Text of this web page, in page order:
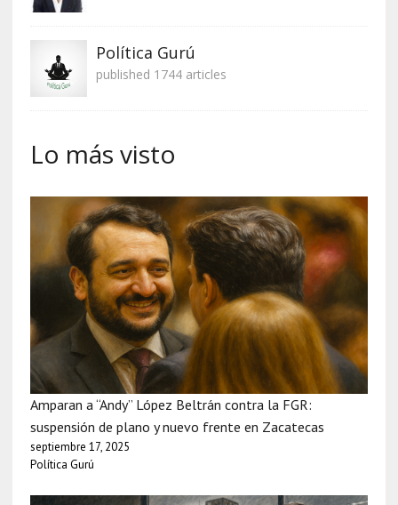
Política Gurú
published 1744 articles
Lo más visto
Amparan a “Andy” López Beltrán contra la FGR:
suspensión de plano y nuevo frente en Zacatecas
septiembre 17, 2025
Política Gurú